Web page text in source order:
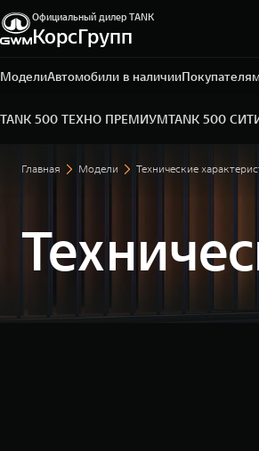
Официальный дилер TANK
КорсГрупп
МоделиАвтомобили в наличии
Тула, ул. Октябрьская, д. 318
+7 (4872) 52-62-50
TANK 500 ТЕХНО ПРЕМИУМTANK 500
Главная Модели Технические